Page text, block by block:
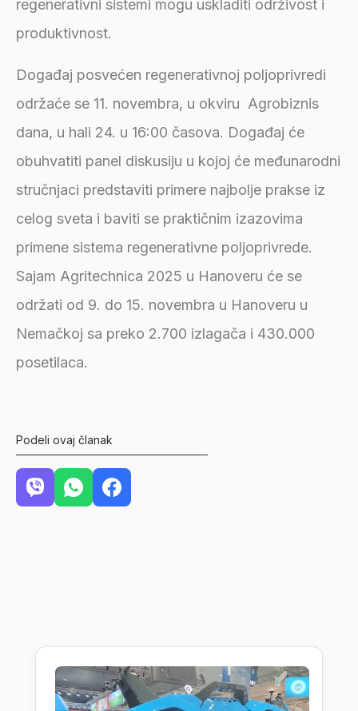
regenerativni sistemi mogu uskladiti održivost i
produktivnost.
Događaj posvećen regenerativnoj poljoprivredi
održaće se 11. novembra, u okviru Agrobiznis
dana, u hali 24. u 16:00 časova. Događaj će
obuhvatiti panel diskusiju u kojoj će međunarodni
stručnjaci predstaviti primere najbolje prakse iz
celog sveta i baviti se praktičnim izazovima
primene sistema regenerativne poljoprivrede.
Sajam Agritechnica 2025 u Hanoveru će se
održati od 9. do 15. novembra u Hanoveru u
Nemačkoj sa preko 2.700 izlagača i 430.000
posetilaca.
Podeli ovaj članak